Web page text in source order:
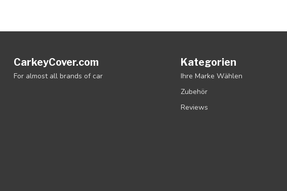
CarkeyCover.com
For almost all brands of car
Kategorien
Ihre Marke Wählen
Zubehör
Reviews